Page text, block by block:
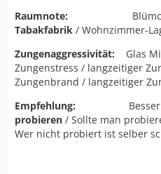
Raumnote: Blümchen /
Tabakfabrik / Wohnzimmer-
Zungenaggressivität: Glas
Zungenstress / langzeitiger
Zungenbrand / langzeitiger
Empfehlung: Besser
probieren / Sollte man
Wer nicht probiert ist selber